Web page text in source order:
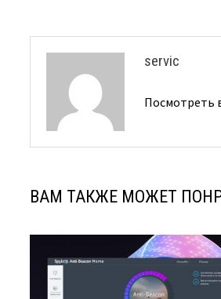
servic
Посмотреть
ВАМ ТАКЖЕ МОЖЕТ